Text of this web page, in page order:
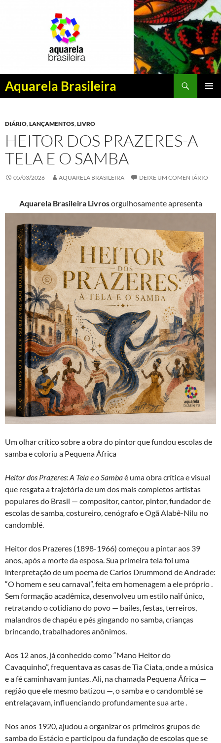
Aquarela Brasileira
Pesquisar
PULAR
CONTEÚDO
DIÁRIO,LANÇAMENTOS,LIVRO
HEITOR DOS PRAZERES-A
TELA E O SAMBA
05/03/2026 AQUARELA BRASILEIRA DEIXE UM COMENTÁRIO
Aquarela Brasileira Livrosorgulhosamente apresenta
Um olhar crítico sobre a obra do pintor que fundou escolas de
samba e coloriu a Pequena África
Heitor dos Prazeres: A Tela e o Sambaé uma obra crítica e visual
que resgata a trajetória de um dos mais completos artistas
populares do Brasil — compositor, cantor, pintor, fundador de
escolas de samba, costureiro, cenógrafo e Ogã Alabê-Nilu no
candomblé.
Heitor dos Prazeres (1898-1966) começou a pintar aos 39
anos, após a morte da esposa. Sua primeira tela foi uma
interpretação de um poema de Carlos Drummond de Andrade:
“O homem e seu carnaval”, feita em homenagem a ele próprio .
Sem formação acadêmica, desenvolveu um estilo naïf único,
retratando o cotidiano do povo — bailes, festas, terreiros,
malandros de chapéu e pés gingando no samba, crianças
brincando, trabalhadores anônimos.
Aos 12 anos, já conhecido como “Mano Heitor do
Cavaquinho”, frequentava as casas de Tia Ciata, onde a música
e a fé caminhavam juntas. Ali, na chamada Pequena África —
região que ele mesmo batizou —, o samba e o candomblé se
entrelaçavam, influenciando profundamente sua arte .
Nos anos 1920, ajudou a organizar os primeiros grupos de
samba do Estácio e participou da fundação de escolas que se